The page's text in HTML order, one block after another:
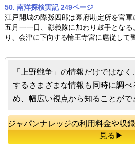
50. 南洋探検実記 249ページ
江戸開城の際孫四郎は幕府勘定所を官軍
五月一一日、彰義隊に加わり鼓手となる
り、会津に下向する輪王寺宮に扈従して
「上野戦争」の情報だけではな
するさまざまな情報も同時に調べ
め、幅広い視点から知ることがで
ジャパンナレッジの利用料金や収
見る▶